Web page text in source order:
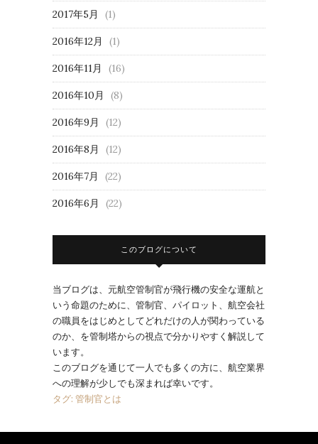
2017年5月 (1)
2016年12月 (1)
2016年11月 (16)
2016年10月 (8)
2016年9月 (12)
2016年8月 (12)
2016年7月 (22)
2016年6月 (22)
このブログについて
当ブログは、元航空管制官が飛行機の安全な運航と
いう命題のために、管制官、パイロット、航空会社
の職員をはじめとしてどれだけの人が関わっている
のか、を管制塔からの視点で分かりやすく解説して
います。
このブログを通じて一人でも多くの方に、航空業界
への理解が少しでも深まれば幸いです。
タグ: 管制官とは